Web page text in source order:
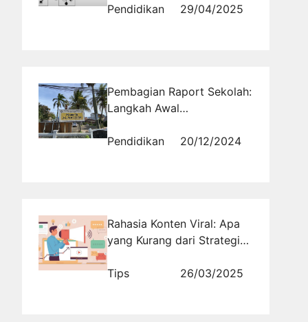
Contoh Soalnya
Pendidikan 29/04/2025
Pembagian Raport Sekolah:
Langkah Awal
Akademik
Pendidikan 20/12/2024
Rahasia Konten Viral: Apa
yang Kurang dari Strategi
Tips
26/03/2025